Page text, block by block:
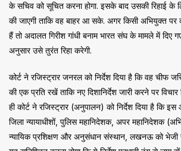
के सचिव को सूचित करना होगा. इसके बाद उसकी रिहाई के
की जाएगी ताकि वह बाहर आ सके. अगर किसी अभियुक्त पर
हैं तो अदालत गिरीश गांधी बनाम भारत संघ के मामले में दिए
अनुसार उसे तुरंत रिहा करेगी.
कोर्ट ने रजिस्ट्रार जनरल को निर्देश दिया है कि वह चीफ
की एक प्रति रखें ताकि नए दिशानिर्देश जारी करने पर
ही कोर्ट ने रजिस्ट्रार (अनुपालन) को निर्देश दिया है कि
जिला न्यायाधीशों, पुलिस महानिदेशक, अपर महानिदेशक
न्यायिक प्रशिक्षण और अनुसंधान संस्थान, लखनऊ को भेजी